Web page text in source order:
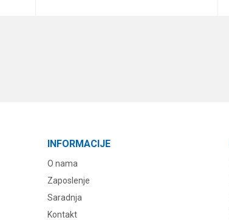
INFORMACIJE
O nama
Zaposlenje
Saradnja
Kontakt